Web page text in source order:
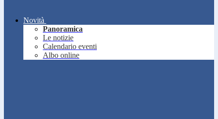
Novità
Panoramica
Le notizie
Calendario eventi
Albo online